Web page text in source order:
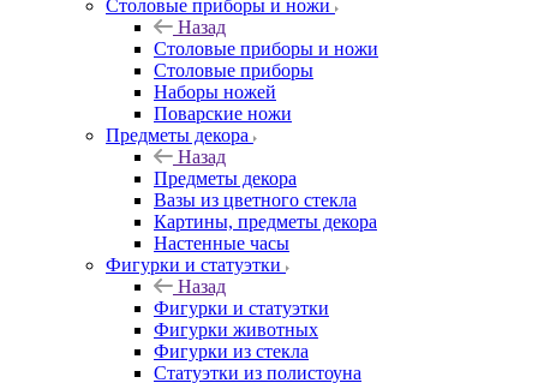
Столовые приборы и ножи
Назад
Столовые приборы и ножи
Столовые приборы
Наборы ножей
Поварские ножи
Предметы декора
Назад
Предметы декора
Вазы из цветного стекла
Картины, предметы декора
Настенные часы
Фигурки и статуэтки
Назад
Фигурки и статуэтки
Фигурки животных
Фигурки из стекла
Статуэтки из полистоуна